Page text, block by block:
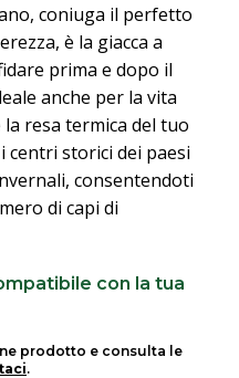
coniuga il perfetto
è la giacca a
prima e dopo il
anche per la vita
resa termica del tuo
centri storici dei paesi
consentendoti
di capi di
con la tua
prodotto e consulta le
.